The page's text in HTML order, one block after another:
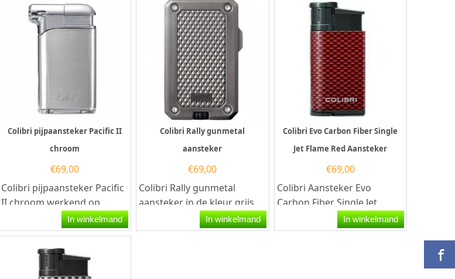
Colibri pijpaansteker Pacific II
chroom
€69,00
Colibri pijpaansteker Pacific
II chroom werkend op
butaangas. Deze
rechthoekige Colibri
aansteker...
In winkelmand
Colibri Rally gunmetal
aansteker
€69,00
Colibri Rally gunmetal
aansteker in de kleur grijs.
Deze Colibri aansteker heeft
een krachtige...
In winkelmand
Colibri Evo Carbon Fiber Single
Jet Flame Red Aansteker
€69,00
Colibri Aansteker Evo
Carbon Fiber Single Jet
Flame in de kleur Rood.
Deze aansteker...
In winkelmand